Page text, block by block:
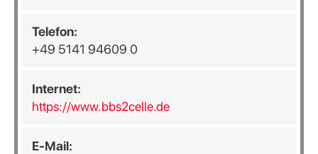
Telefon:
+49 5141 94609 0
Internet:
https://www.bbs2celle.de
E-Mail: